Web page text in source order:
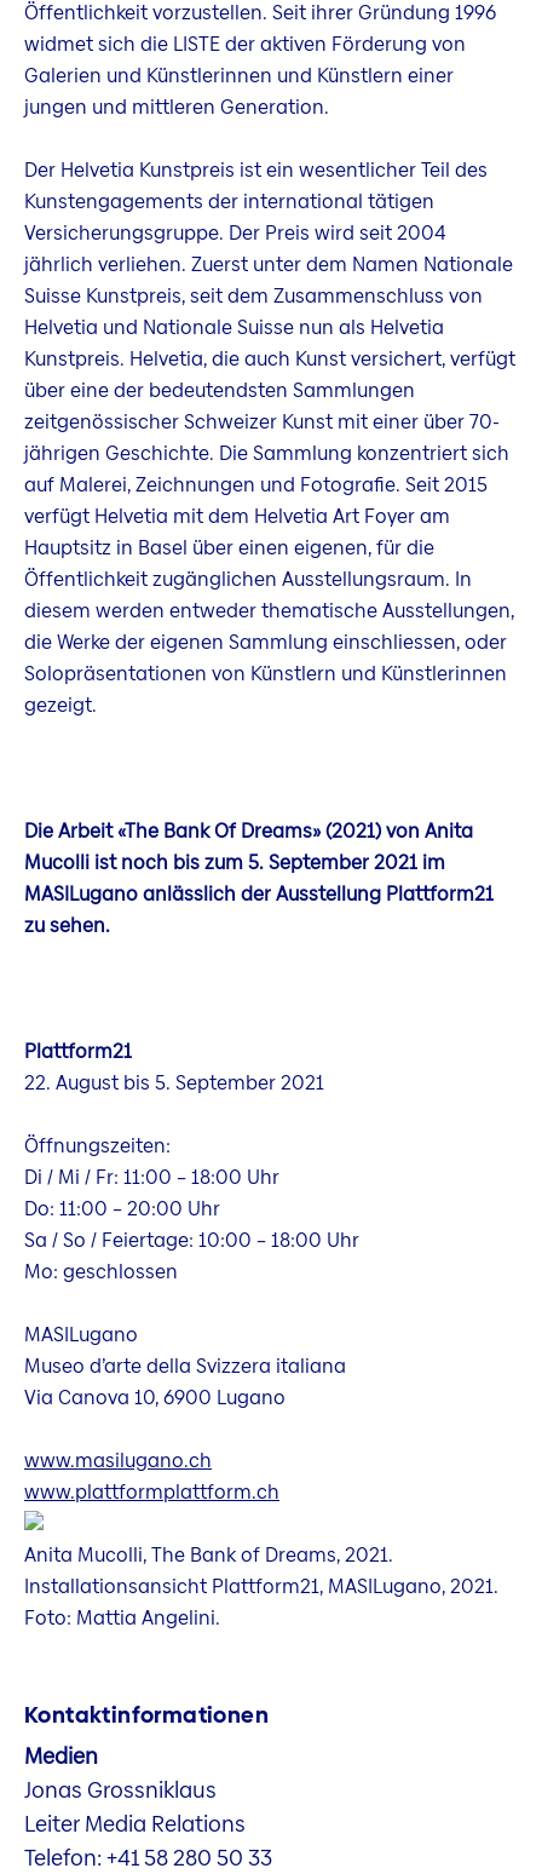
Öffentlichkeit vorzustellen. Seit ihrer Gründung 1996
widmet sich die LISTE der aktiven Förderung von
Galerien und Künstlerinnen und Künstlern einer
jungen und mittleren Generation.
Der Helvetia Kunstpreis ist ein wesentlicher Teil des
Kunstengagements der international tätigen
Versicherungsgruppe. Der Preis wird seit 2004
jährlich verliehen. Zuerst unter dem Namen Nationale
Suisse Kunstpreis, seit dem Zusammenschluss von
Helvetia und Nationale Suisse nun als Helvetia
Kunstpreis. Helvetia, die auch Kunst versichert, verfügt
über eine der bedeutendsten Sammlungen
zeitgenössischer Schweizer Kunst mit einer über 70-
jährigen Geschichte. Die Sammlung konzentriert sich
auf Malerei, Zeichnungen und Fotografie. Seit 2015
verfügt Helvetia mit dem Helvetia Art Foyer am
Hauptsitz in Basel über einen eigenen, für die
Öffentlichkeit zugänglichen Ausstellungsraum. In
diesem werden entweder thematische Ausstellungen,
die Werke der eigenen Sammlung einschliessen, oder
Solopräsentationen von Künstlern und Künstlerinnen
gezeigt.
Die Arbeit «The Bank Of Dreams» (2021) von Anita
Mucolli ist noch bis zum 5. September 2021 im
MASILugano anlässlich der Ausstellung Plattform21
zu sehen.
Plattform21
22. August bis 5. September 2021
Öffnungszeiten:
Di / Mi / Fr: 11:00 – 18:00 Uhr
Do: 11:00 – 20:00 Uhr
Sa / So / Feiertage: 10:00 – 18:00 Uhr
Mo: geschlossen
MASILugano
Museo d’arte della Svizzera italiana
Via Canova 10, 6900 Lugano
www.masilugano.ch
www.plattformplattform.ch
Anita Mucolli, The Bank of Dreams, 2021.
Installationsansicht Plattform21, MASILugano, 2021.
Foto: Mattia Angelini.
Kontaktinformationen
Medien
Jonas Grossniklaus
Leiter Media Relations
Telefon: +41 58 280 50 33